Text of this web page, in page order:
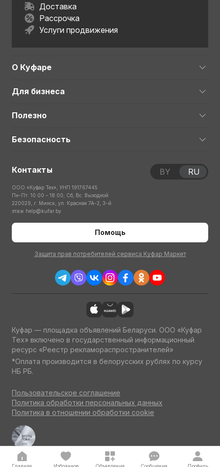
Доставка
Рассрочка
Услуги продвижения
О Куфаре
Для бизнеса
Полезно
Безопасность
Контакты
ООО «Куфар Тех», УНП 191767445
Пн-Пт: 10:00 – 18:00; Сб, Вс: Выходной
220029, г. Минск, ул. Красная 7А-2, 3-й
этаж help@kufar.by
Помощь
Защита прав потребителей сервиса Куфар Маркет
BY RU
Куфар — площадка объявлений Беларуси. ООО «Куфар
Тех» включено в государственный информационный
ресурс «Реестр рекламораспространителей»
*Оплата производится в белорусских рублях по курсу
НБ РБ.
Пользовательское соглашение
Политика обработки персональных данных
Политика в отношении обработки cookie
Куфар Авто — одна из ведущих площадок об авто
по итогам потребительского голосования на конкурсе
«Бренд года» 2023